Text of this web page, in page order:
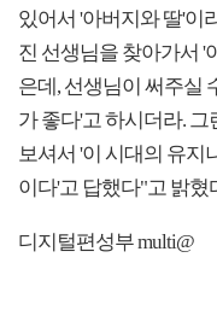
있어서 '아버지와 딸'이
진 선생님을 찾아가서 '
은데, 선생님이 써주실
가 좋다'고 하시더라.
보셔서 '이 시대의 유지
이다'고 답했다"고 밝혔
디지털편성부 multi@